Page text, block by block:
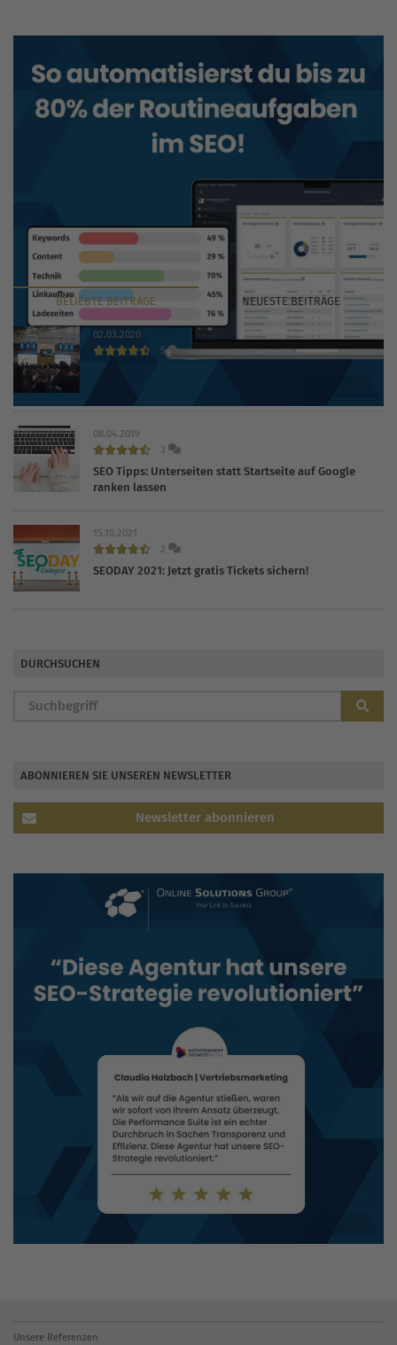
BELIEBTEBEITRÄGE NEUESTEBEITRÄGE
02.03.2020
5
08.04.2019
3
SEO Tipps: Unterseiten statt Startseite auf Google
ranken lassen
15.10.2021
2
SEODAY 2021: Jetzt gratis Tickets sichern!
DURCHSUCHEN
ABONNIEREN SIE UNSEREN NEWSLETTER
Newsletter abonnieren
Unsere Referenzen